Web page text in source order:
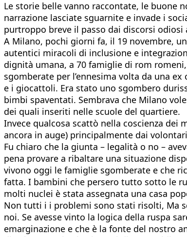
Le storie belle vanno raccontate, le buone
narrazione lasciate sguarnite e invade i
purtroppo breve il passo dai discorsi
A Milano, pochi giorni fa, il 19 novembre,
autentici miracoli di inclusione e
dignità umana, a 70 famiglie di rom
sgomberate per l’ennesima volta da una
e i giocattoli. Era stato uno sgombero
bimbi spaventati. Sembrava che Milano
dei quali inseriti nelle scuole del quartiere.
Invece qualcosa scattò nella coscienza dei
ancora in auge) principalmente dai
Fu chiaro che la giunta – legalità o no –
pena provare a ribaltare una situazione
vivono oggi le famiglie sgomberate e che
fatta. I bambini che persero tutto sotto le
molti nuclei è stata assegnata una casa
Non tutti i i problemi sono stati risolti, Ma
noi. Se avesse vinto la logica della ruspa
emarginazione e che è la fonte del nostro